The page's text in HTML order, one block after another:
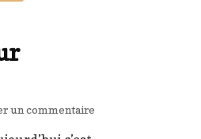
un commentairesur